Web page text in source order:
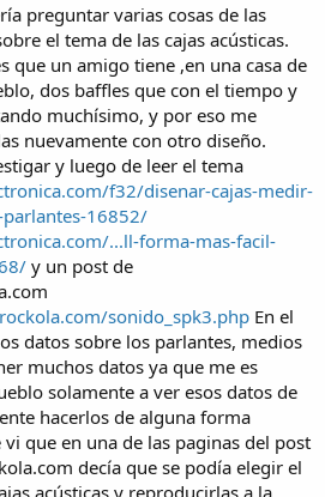
preguntar varias cosas de las
el tema de las cajas acústicas.
que un amigo tiene ,en una casa de
dos baffles que con el tiempo y
muchísimo, y por eso me
nuevamente con otro diseño.
y luego de leer el tema
f32/disenar-cajas-medir-
16852/
...ll-forma-mas-facil-
y un post de
sonido_spk3.php En el
datos sobre los parlantes, medios
muchos datos ya que me es
solamente a ver esos datos de
hacerlos de alguna forma
que en una de las paginas del post
decía que se podía elegir el
acústicas y reproducirlas a la